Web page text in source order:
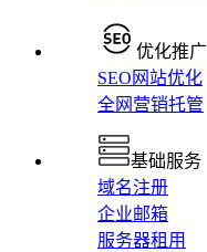
优化推广
SEO网站优化
全网营销托管
基础服务
域名注册
企业邮箱
服务器租用